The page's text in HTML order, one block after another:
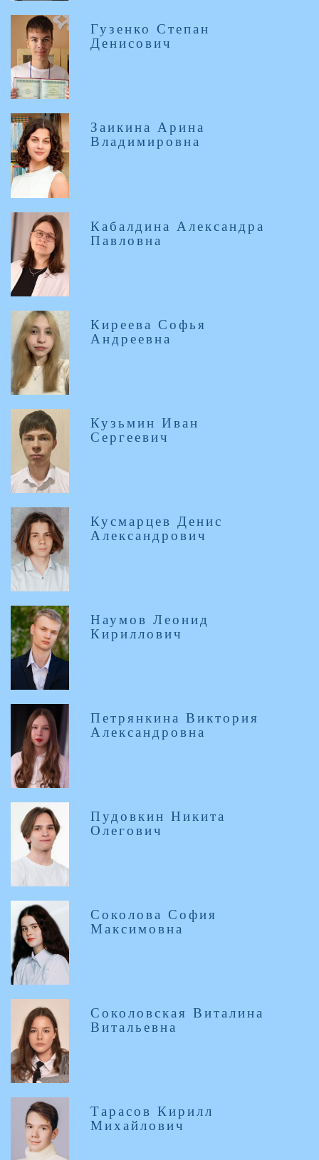
Гузенко Степан
Денисович
Заикина Арина
Владимировна
Кабалдина Александра
Павловна
Киреева Софья
Андреевна
Кузьмин Иван
Сергеевич
Кусмарцев Денис
Александрович
Наумов Леонид
Кириллович
Петрянкина Виктория
Александровна
Пудовкин Никита
Олегович
Соколова София
Максимовна
Соколовская Виталина
Витальевна
Тарасов Кирилл
Михайлович